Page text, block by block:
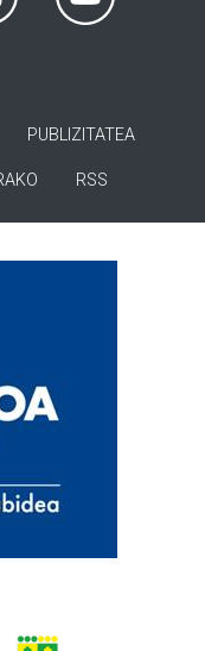
PUBLIZITATEA
RSS